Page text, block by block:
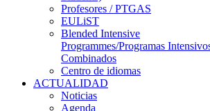
Profesores / PTGAS
EULiST
Blended Intensive
Programmes/Programas
Combinados
Centro de idiomas
ACTUALIDAD
Noticias
Agenda